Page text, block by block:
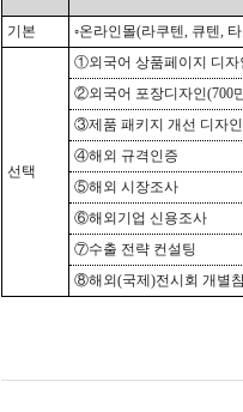
기본 ◦온라인몰(라쿠텐, 큐텐,
선택
①외국어 상품페이지 디자
②외국어 포장디자인(700
③제품 패키지 개선 디자인
④해외 규격인증
⑤해외 시장조사
⑥해외기업 신용조사
⑦수출 전략 컨설팅
⑧해외 (국제 )전시회 개별